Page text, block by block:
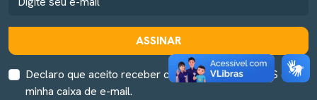
ASSINAR
Declaro que aceito receber comunicação do CIEDS em
minha caixa de e-mail.